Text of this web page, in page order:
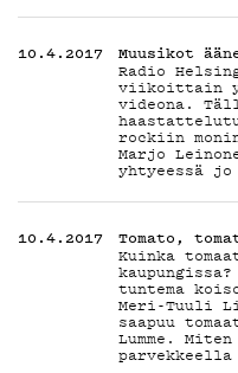
10.4.2017 Muusikot
Radio
viikoittain
videona.
rockiin
Marjo
yhtyeessä jo
10.4.2017 Tomato,
Kuinka
tuntema
Meri-Tuuli
saapuu
Lumme.